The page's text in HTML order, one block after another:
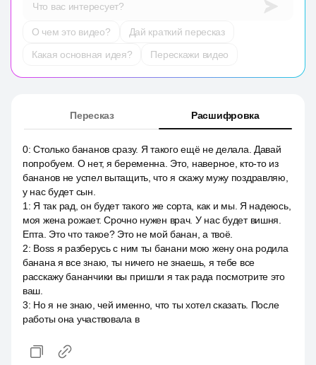
Что вас интересует?
О чем это видео?
Дай краткий пересказ
Какая основная идея?
Перескажи видео
Пересказ Расшифровка
0:Столько бананов сразу. Я такого ещё не делала. Давай
попробуем. О нет, я беременна. Это, наверное, кто-то из
бананов не успел вытащить, что я скажу мужу поздравляю,
у нас будет сын.
1 : Я так рад, он будет такого же сорта, как и мы. Я надеюсь,
моя жена рожает. Срочно нужен врач. У нас будет вишня.
Епта. Это что такое? Это не мой банан, а твоё.
2: Boss я разберусь с ним ты банани мою жену она родила
банана я все знаю, ты ничего не знаешь, я тебе все
расскажу бананчики вы пришли я так рада посмотрите это
ваш.
3: Но я не знаю, чей именно, что ты хотел сказать. После
работы она участвовала в